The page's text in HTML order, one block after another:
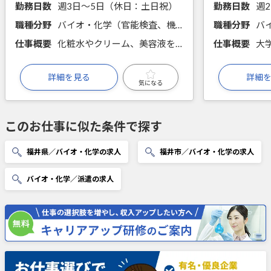
勤務日数
週3日～5日（休日：土日祝）
職種分野
バイオ・化学（官能検査、機器分析、物性測定、微生物培養、開発・試作）
仕事概要
化粧水やクリーム、美容液を生産する企業にて、品質管理職を担当します。パート可能！勤務時間の相談が可能です。
詳細を見る
気になる
勤務日数
週
職種分野
バ
仕事概要
詳細
このお仕事に似た条件で探す
福井県／バイオ・化学の求人 福井市／バイオ・化学の求人
バイオ・化学／派遣の求人